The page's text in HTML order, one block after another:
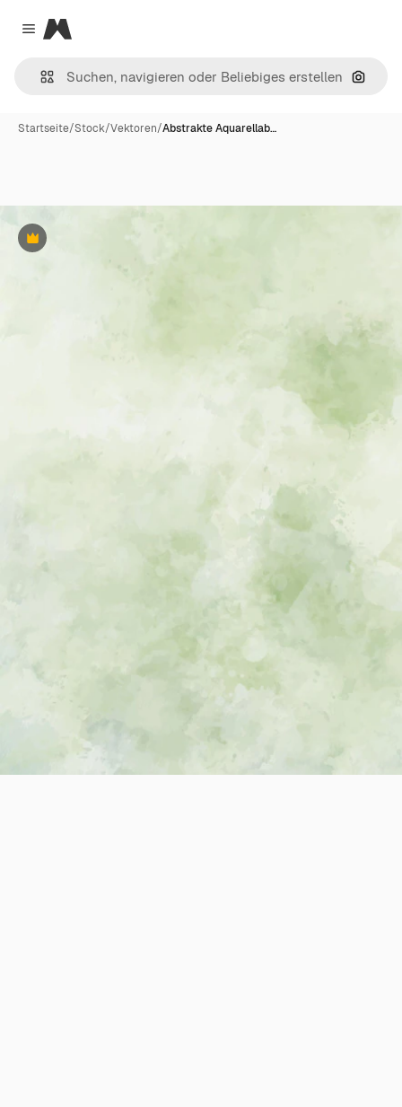
Close menu
Magnific
Nach
Startseite/Stock/Vektoren/Abstrakte Aquarellab…
Premium